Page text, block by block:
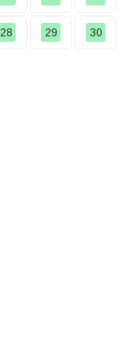
28 29 30